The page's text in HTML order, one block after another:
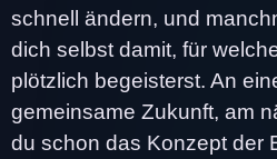
schnell ändern, und
dich selbst damit, für
plötzlich begeisterst. An
gemeinsame Zukunft, am
du schon das Konzept der